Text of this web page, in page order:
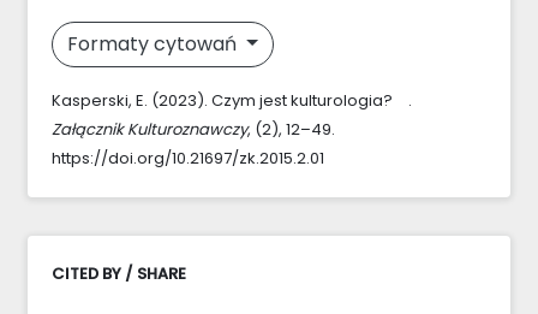
Formaty cytowań
Kasperski, E. (2023). Czym jest kulturologia? .
Załącznik Kulturoznawczy, (2), 12–49.
https://doi.org/10.21697/zk.2015.2.01
CITED BY / SHARE